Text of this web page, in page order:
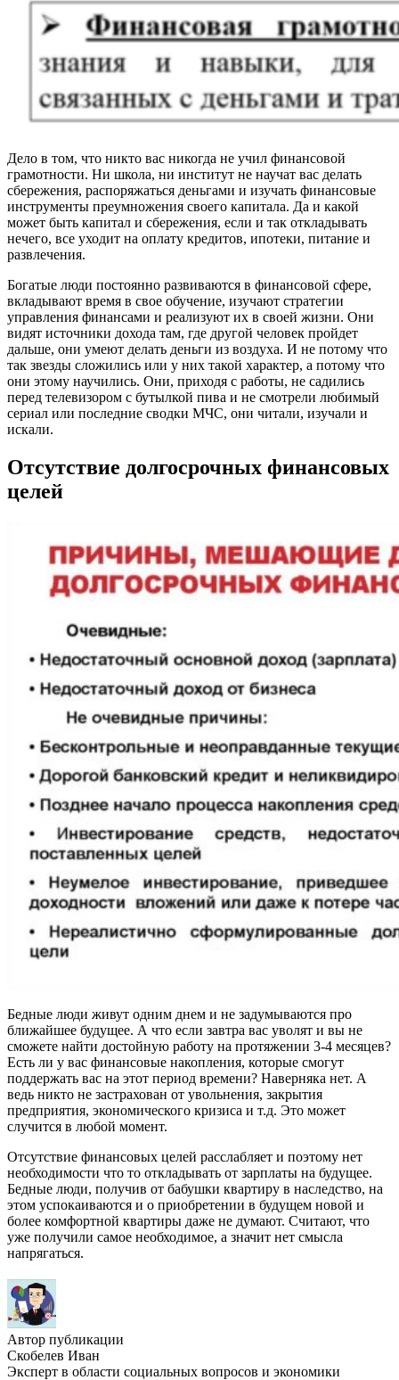
Дело в том, что никто вас никогда не учил финансовой
грамотности. Ни школа, ни институт не научат вас делать
сбережения, распоряжаться деньгами и изучать финансовые
инструменты преумножения своего капитала. Да и какой
может быть капитал и сбережения, если и так откладывать
нечего, все уходит на оплату кредитов, ипотеки, питание и
развлечения.
Богатые люди постоянно развиваются в финансовой сфере,
вкладывают время в свое обучение, изучают стратегии
управления финансами и реализуют их в своей жизни. Они
видят источники дохода там, где другой человек пройдет
дальше, они умеют делать деньги из воздуха. И не потому что
так звезды сложились или у них такой характер, а потому что
они этому научились. Они, приходя с работы, не садились
перед телевизором с бутылкой пива и не смотрели любимый
сериал или последние сводки МЧС, они читали, изучали и
искали.
Отсутствие долгосрочных финансовых
целей
Бедные люди живут одним днем и не задумываются про
ближайшее будущее. А что если завтра вас уволят и вы не
сможете найти достойную работу на протяжении 3-4 месяцев?
Есть ли у вас финансовые накопления, которые смогут
поддержать вас на этот период времени? Наверняка нет. А
ведь никто не застрахован от увольнения, закрытия
предприятия, экономического кризиса и т.д. Это может
случится в любой момент.
Отсутствие финансовых целей расслабляет и поэтому нет
необходимости что то откладывать от зарплаты на будущее.
Бедные люди, получив от бабушки квартиру в наследство, на
этом успокаиваются и о приобретении в будущем новой и
более комфортной квартиры даже не думают. Считают, что
уже получили самое необходимое, а значит нет смысла
напрягаться.
Автор публикации
Скобелев Иван
Эксперт в области социальных вопросов и экономики